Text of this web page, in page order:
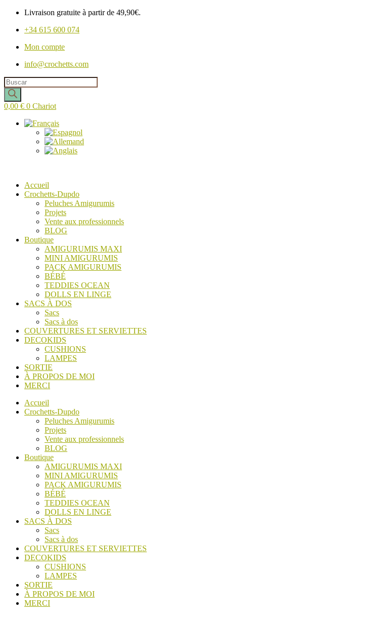
Livraison gratuite à partir de 49,90€.
+34 615 600 074
Mon compte
info@crochetts.com
Recherche
de
produits
0,00 € 0 Chariot
Accueil
Crochetts-Dupdo
Peluches Amigurumis
Projets
Vente aux professionnels
BLOG
Boutique
AMIGURUMIS MAXI
MINI AMIGURUMIS
PACK AMIGURUMIS
BÉBÉ
TEDDIES OCEAN
DOLLS EN LINGE
SACS À DOS
Sacs
Sacs à dos
COUVERTURES ET SERVIETTES
DECOKIDS
CUSHIONS
LAMPES
SORTIE
À PROPOS DE MOI
MERCI
Accueil
Crochetts-Dupdo
Peluches Amigurumis
Projets
Vente aux professionnels
BLOG
Boutique
AMIGURUMIS MAXI
MINI AMIGURUMIS
PACK AMIGURUMIS
BÉBÉ
TEDDIES OCEAN
DOLLS EN LINGE
SACS À DOS
Sacs
Sacs à dos
COUVERTURES ET SERVIETTES
DECOKIDS
CUSHIONS
LAMPES
SORTIE
À PROPOS DE MOI
MERCI